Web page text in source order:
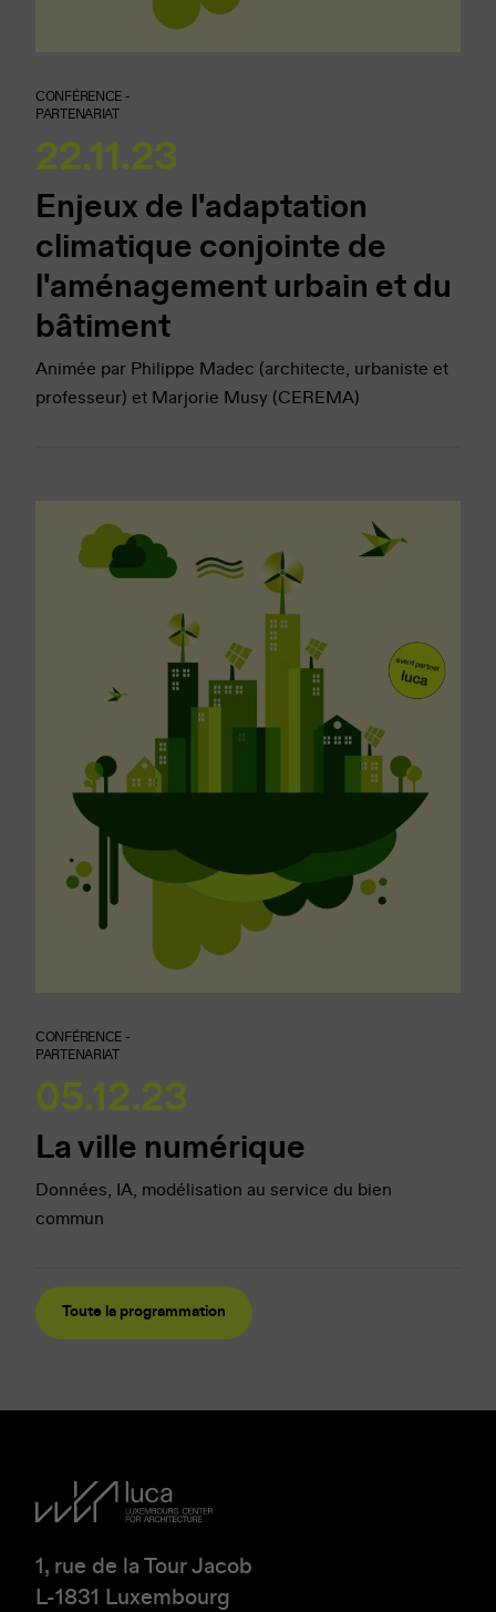
CONFÉRENCE -
PARTENARIAT
22.11.23
Enjeux de l'adaptation
climatique conjointe de
l'aménagement urbain et du
bâtiment
Animée par Philippe Madec (architecte, urbaniste et
professeur) et Marjorie Musy (CEREMA)
CONFÉRENCE -
PARTENARIAT
05.12.23
La ville numérique
Données, IA, modélisation au service du bien
commun
Toute la programmation
1, rue de la Tour Jacob
L-1831 Luxembourg